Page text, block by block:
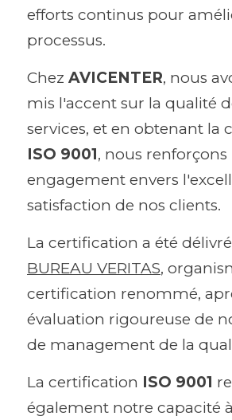
efforts continus pour
processus.
Chez AVICENTER, nous
mis l'accent sur la qualité
ISO 9001, nous renforçons
engagement envers
satisfaction de nos clients.
BUREAU VERITAS,
certification renommé,
évaluation rigoureuse de
de management de la
La certification ISO 9001
également notre capacité